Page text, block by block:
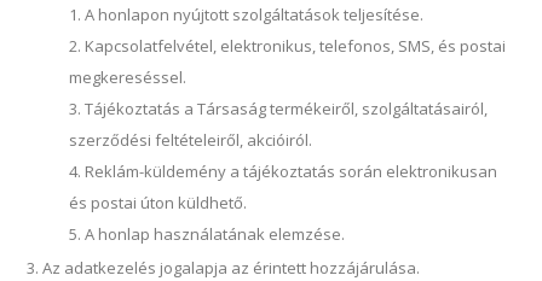
A honlapon nyújtott szolgáltatások teljesítése.
Kapcsolatfelvétel, elektronikus, telefonos, SMS, és postai
megkereséssel.
Tájékoztatás a Társaság termékeiről, szolgáltatásairól,
szerződési feltételeiről, akcióiról.
Reklám-küldemény a tájékoztatás során elektronikusan
és postai úton küldhető.
A honlap használatának elemzése.
Az adatkezelés jogalapja az érintett hozzájárulása.